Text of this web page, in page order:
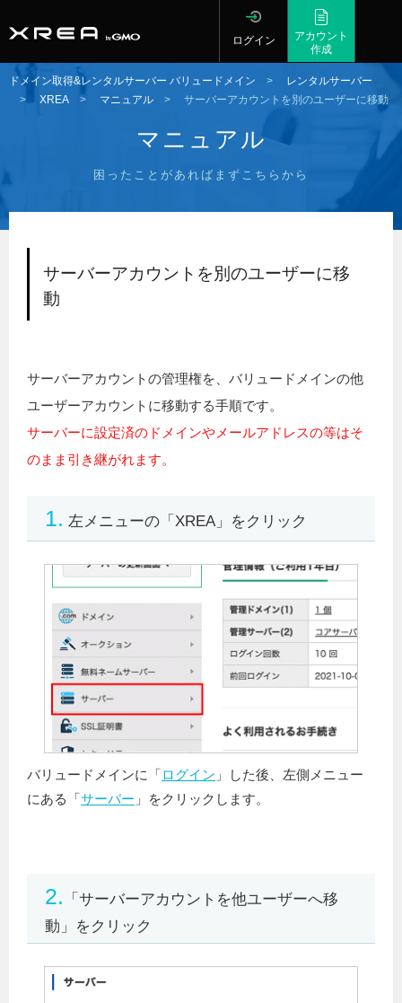
ログイン
アカウント
作成
ドメイン取得&レンタルサーバー バリュードメイン > レンタルサーバー
> XREA > マニュアル > サーバーアカウントを別のユーザーに移動
マニュアル
困ったことがあればまずこちらから
サーバーアカウントを別のユーザーに移
動
サーバーアカウントの管理権を、バリュードメインの他
ユーザーアカウントに移動する手順です。
サーバーに設定済のドメインやメールアドレスの等はそ
のまま引き継がれます。
1. 左メニューの「XREA」をクリック
バリュードメインに「ログイン 」した後、左側メニュー
にある「サーバー 」をクリックします。
2.
「サーバーアカウントを他ユーザーへ移
動」をクリック